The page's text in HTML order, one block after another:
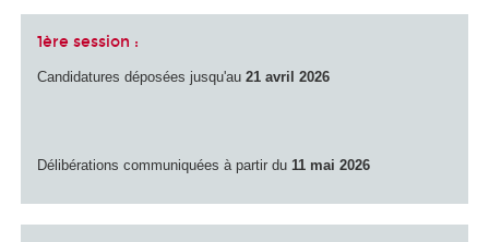
1ère session :
Candidatures déposées jusqu'au 21 avril 2026
Délibérations communiquées à partir du 11 mai 2026